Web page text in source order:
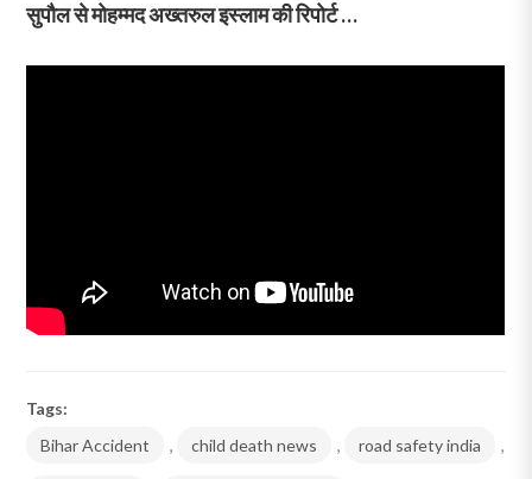
सुपौल से मोहम्मद अख्तरुल इस्लाम की रिपोर्ट …
Tags:
Bihar Accident
, child death news , road safety india ,